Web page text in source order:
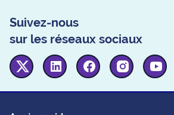
Suivez-nous
sur les réseaux sociaux
Twitter Linkedin FacebookInstagram